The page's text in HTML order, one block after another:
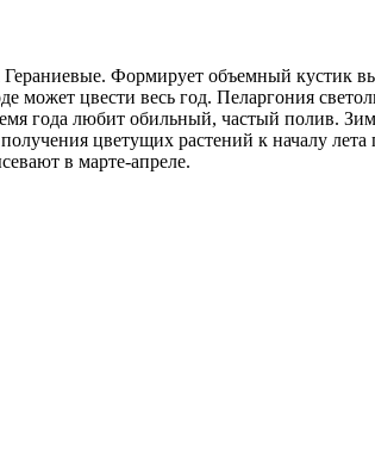
Формирует объемный кустик
цвести весь год. Пеларгония
года любит обильный, частый полив.
цветущих растений к началу лета
в марте-апреле.